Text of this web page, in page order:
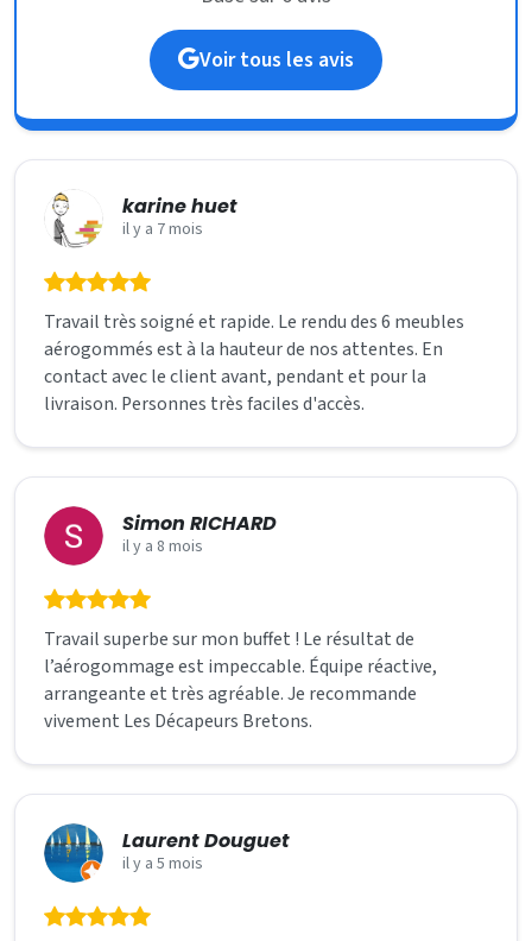
Voir tous les avis
karine huet
il y a 7 mois
Travail très soigné et rapide. Le rendu des 6 meubles
aérogommés est à la hauteur de nos attentes. En
contact avec le client avant, pendant et pour la
livraison. Personnes très faciles d'accès.
Simon RICHARD
il y a 8 mois
Travail superbe sur mon buffet ! Le résultat de
l’aérogommage est impeccable. Équipe réactive,
arrangeante et très agréable. Je recommande
vivement Les Décapeurs Bretons.
Laurent Douguet
il y a 5 mois